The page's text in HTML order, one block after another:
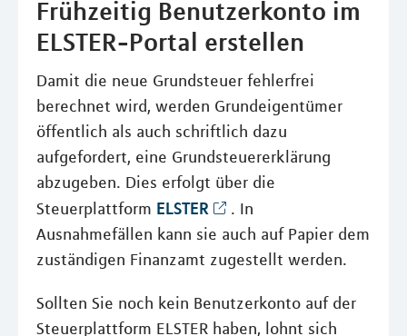
Frühzeitig Benutzerkonto im
ELSTER-Portal erstellen
Damit die neue Grundsteuer fehlerfrei
berechnet wird, werden Grundeigentümer
öffentlich als auch schriftlich dazu
aufgefordert, eine Grundsteuererklärung
abzugeben. Dies erfolgt über die
Steuerplattform ELSTER
. In
Ausnahmefällen kann sie auch auf Papier dem
zuständigen Finanzamt zugestellt werden.
Sollten Sie noch kein Benutzerkonto auf der
Steuerplattform ELSTER haben, lohnt sich